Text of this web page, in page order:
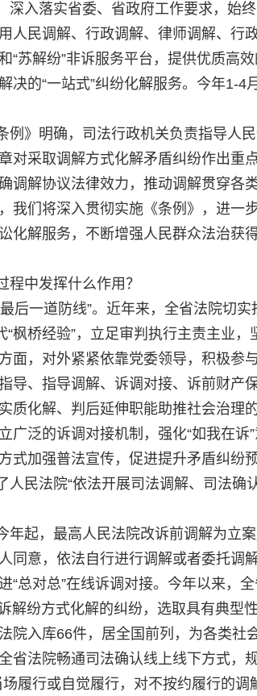
入落实省委、省政府工作要求，始
民调解、行政调解、律师调解、行
苏解纷”非诉服务平台，提供优质高
的“一站式”纠纷化解服务。今年1-4
》明确，司法行政机关负责指导人
采取调解方式化解矛盾纠纷作出重
解协议法律效力，推动调解贯穿各
们将深入贯彻实施《条例》，进一
解服务，不断增强人民群众法治获
中发挥什么作用？
后一道防线”。近年来，全省法院切实
桥经验”，立足审判执行主责主业，
，对外紧紧依靠党委领导，积极参
导、指导调解、诉调对接、诉前财产
化解、判后延伸职能助推社会治理
泛的诉调对接机制，强化“如我在诉
加强普法宣传，促进提升矛盾纠纷预
人民法院“依法开展司法调解、司法确
起，最高人民法院改诉前调解为立
意，依法自行进行调解或者委托调
“总对总”在线诉调对接。今年以来，
纷方式化解的纠纷，选取具有典型
入库66件，居全国前列，为各类社
法院畅通司法确认线上线下方式，
履行或自觉履行，对不按约履行的